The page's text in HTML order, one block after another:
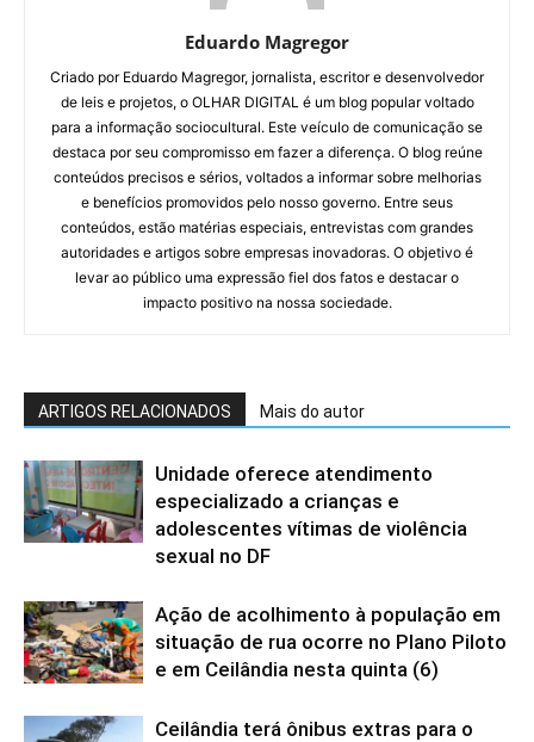
Eduardo Magregor
Criado por Eduardo Magregor, jornalista, escritor e desenvolvedor
de leis e projetos, o OLHAR DIGITAL é um blog popular voltado
para a informação sociocultural. Este veículo de comunicação se
destaca por seu compromisso em fazer a diferença. O blog reúne
conteúdos precisos e sérios, voltados a informar sobre melhorias
e benefícios promovidos pelo nosso governo. Entre seus
conteúdos, estão matérias especiais, entrevistas com grandes
autoridades e artigos sobre empresas inovadoras. O objetivo é
levar ao público uma expressão fiel dos fatos e destacar o
impacto positivo na nossa sociedade.
ARTIGOS RELACIONADOS Mais do autor
Unidade oferece atendimento
especializado a crianças e
adolescentes vítimas de violência
sexual no DF
Ação de acolhimento à população em
situação de rua ocorre no Plano Piloto
e em Ceilândia nesta quinta (6)
Ceilândia terá ônibus extras para o